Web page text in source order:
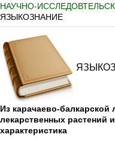
НАУЧНО-
ЯЗЫКОЗНАНИЕ
Из карачаево-балкарской
лекарственных растений
характеристика